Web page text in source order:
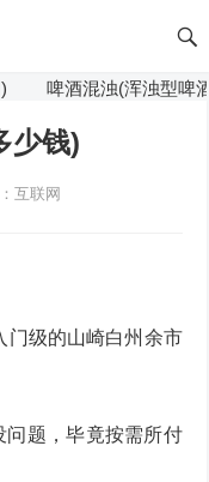
啤酒混浊(浑浊型啤酒有
少钱)
互联网
门级的山崎白州余市
问题，毕竟按需所付